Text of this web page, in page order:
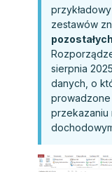
zestawów
pozostałych
sierpnia
danych, o
przekazaniu